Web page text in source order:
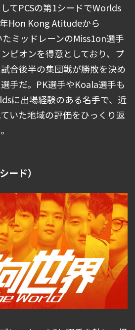
てPCSの第1シードでWorlds
Hon Kong Atitudeから
ミッドレーンのMiss1on選手
ピオンを得意としており、プ
合後半の集団戦が勝敗を決め
手だ。PK選手やKoala選手も
に出場経験のある名手で、近
いた地域の評価をひっくり返
ード）